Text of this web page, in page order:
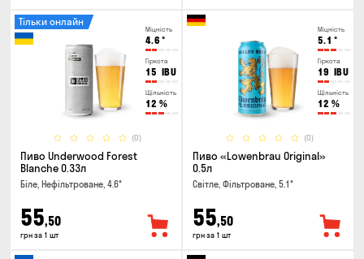
Міцність
4.6 °
Гіркота
15 IBU
Щільність
12 %
(0)
Тільки онлайн
Пиво Underwood Forest
Blanche 0.33л
Біле, Нефільтроване, 4.6°
55,50
грн за 1 шт
Міцність
5.1 °
Гіркота
19 IBU
Щільність
12 %
(0)
Пиво «Lowenbrau Original»
0.5л
Світле, Фільтроване, 5.1°
55,50
грн за 1 шт